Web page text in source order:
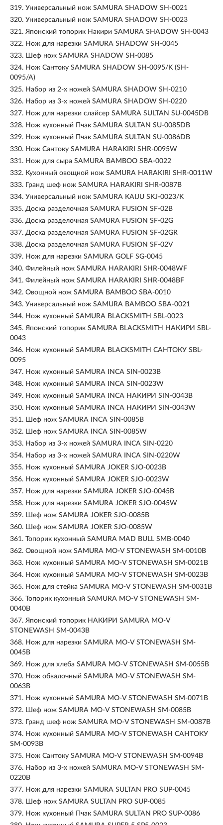
319. Универсальный нож SAMURA SHADOW SH-0021
320. Универсальный нож SAMURA SHADOW SH-0023
321. Японский топорик Накири SAMURA SHADOW SH-0043
322. Нож для нарезки SAMURA SHADOW SH-0045
323. Шеф нож SAMURA SHADOW SH-0085
324. Нож Сантоку SAMURA SHADOW SH-0095/K (SH-
0095/A)
325. Набор из 2-х ножей SAMURA SHADOW SH-0210
326. Набор из 3-х ножей SAMURA SHADOW SH-0220
327. Нож для нарезки слайсер SAMURA SULTAN SU-0045DB
328. Нож кухонный Пчак SAMURA SULTAN SU-0085DB
329. Нож кухонный Пчак SAMURA SULTAN SU-0086DB
330. Нож Сантоку SAMURA HARAKIRI SHR-0095W
331. Нож для сыра SAMURA BAMBOO SBA-0022
332. Кухонный овощной нож SAMURA HARAKIRI SHR-0011W
333.
Гранд шеф нож SAMURA HARAKIRI SHR-0087B
334. Универсальный нож SAMURA KAIJU SKJ-0023/K
335. Доска разделочная SAMURA FUSION SF-02B
336. Доска разделочная SAMURA FUSION SF-02G
337. Доска разделочная SAMURA FUSION SF-02GR
338. Доска разделочная SAMURA FUSION SF-02V
339. Нож для нарезки SAMURA GOLF SG-0045
340. Филейный нож SAMURA HARAKIRI SHR-0048WF
341. Филейный нож SAMURA HARAKIRI SHR-0048BF
342. Овощной нож SAMURA BAMBOO SBA-0010
343. Универсальный нож SAMURA BAMBOO SBA-0021
344. Нож кухонный SAMURA BLACKSMITH SBL-0023
345. Японский топорик SAMURA BLACKSMITH НАКИРИ SBL-
0043
346. Нож кухонный SAMURA BLACKSMITH САНТОКУ SBL-
0095
347. Нож кухонный SAMURA INCA SIN-0023B
348. Нож кухонный SAMURA INCA SIN-0023W
349. Нож кухонный SAMURA INCA НАКИРИ SIN-0043B
350. Нож кухонный SAMURA INCA НАКИРИ SIN-0043W
351. Шеф нож SAMURA INCA SIN-0085B
352. Шеф нож SAMURA INCA SIN-0085W
353. Набор из 3-х ножей SAMURA INCA SIN-0220
354. Набор из 3-х ножей SAMURA INCA SIN-0220W
355. Нож кухонный SAMURA JOKER SJO-0023B
356. Нож кухонный SAMURA JOKER SJO-0023W
357. Нож для нарезки SAMURA JOKER SJO-0045B
358. Нож для нарезки SAMURA JOKER SJO-0045W
359. Шеф нож SAMURA JOKER SJO-0085B
360. Шеф нож SAMURA JOKER SJO-0085W
361. Топорик кухонный SAMURA MAD BULL SMB-0040
362. Овощной нож SAMURA MO-V STONEWASH SM-0010B
363. Нож кухонный SAMURA MO-V STONEWASH SM-0021B
364. Нож кухонный SAMURA MO-V STONEWASH SM-0023B
365. Нож для стейка SAMURA MO-V STONEWASH SM-0031B
366. Топорик кухонный SAMURA MO-V STONEWASH SM-
0040B
367. Японский топорик НАКИРИ SAMURA MO-V
STONEWASH SM-0043B
368. Нож для нарезки SAMURA MO-V STONEWASH SM-
0045B
369. Нож для хлеба SAMURA MO-V STONEWASH SM-0055B
370. Нож обвалочный SAMURA MO-V STONEWASH SM-
0063B
371. Нож кухонный SAMURA MO-V STONEWASH SM-0071B
372. Шеф нож SAMURA MO-V STONEWASH SM-0085B
373.
Гранд шеф нож SAMURA MO-V STONEWASH SM-0087B
374. Нож кухонный SAMURA MO-V STONEWASH САНТОКУ
SM-0093B
375. Нож Сантоку SAMURA MO-V STONEWASH SM-0094B
376. Набор из 3-х ножей SAMURA MO-V STONEWASH SM-
0220B
377. Нож для нарезки SAMURA SULTAN PRO SUP-0045
378. Шеф нож SAMURA SULTAN PRO SUP-0085
379. Нож кухонный Пчак SAMURA SULTAN PRO SUP-0086